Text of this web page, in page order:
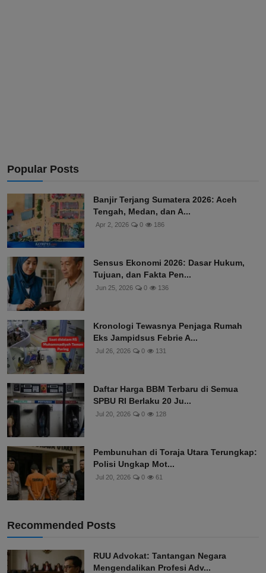
Popular Posts
Banjir Terjang Sumatera 2026: Aceh
Tengah, Medan, dan A...
Apr 2, 2026 0 186
Sensus Ekonomi 2026: Dasar Hukum,
Tujuan, dan Fakta Pen...
Jun 25, 2026 0 136
Kronologi Tewasnya Penjaga Rumah
Eks Jampidsus Febrie A...
Jul 26, 2026 0 131
Daftar Harga BBM Terbaru di Semua
SPBU RI Berlaku 20 Ju...
Jul 20, 2026 0 128
Pembunuhan di Toraja Utara Terungkap:
Polisi Ungkap Mot...
Jul 20, 2026 0 61
Recommended Posts
RUU Advokat: Tantangan Negara
Mengendalikan Profesi Adv...